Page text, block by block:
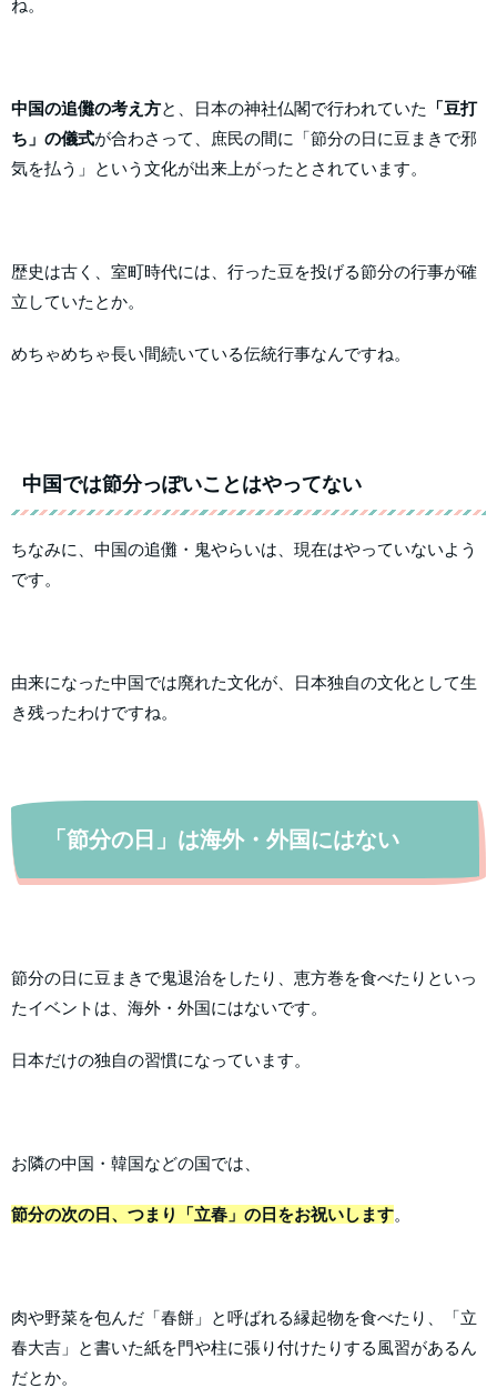
ね。
中国の追儺の考え方と、日本の神社仏閣で行われていた
「豆打
ち」の儀式が合わさって、庶民の間に「節分の日に豆まきで邪
気を払う」という文化が出来上がったとされています。
歴史は古く、室町時代には、行った豆を投げる節分の行事が確
立していたとか。
めちゃめちゃ長い間続いている伝統行事なんですね。
中国では節分っぽいことはやってない
ちなみに、中国の追儺・鬼やらいは、現在はやっていないよう
です。
由来になった中国では廃れた文化が、日本独自の文化として生
き残ったわけですね。
「節分の日」は海外・外国にはない
節分の日に豆まきで鬼退治をしたり、恵方巻を食べたりといっ
たイベントは、海外・外国にはないです。
日本だけの独自の習慣になっています。
お隣の中国・韓国などの国では、
節分の次の日、つまり「立春」の日をお祝いします。
肉や野菜を包んだ「春餅」と呼ばれる縁起物を食べたり、「立
春大吉」と書いた紙を門や柱に張り付けたりする風習があるん
だとか。